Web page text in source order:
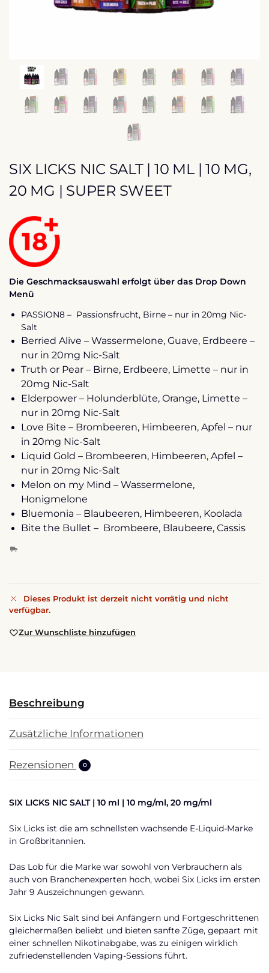
SIX LICKS NIC SALT | 10 ML | 10 MG,
20 MG | SUPER SWEET
Die Geschmacksauswahl erfolgt über das Drop Down
Menü
PASSION8 – Passionsfrucht, Birne – nur in 20mg Nic-
Salt
Berried Alive – Wassermelone, Guave, Erdbeere –
nur in 20mg Nic-Salt
Truth or Pear – Birne, Erdbeere, Limette – nur in
20mg Nic-Salt
Elderpower – Holunderblüte, Orange, Limette –
nur in 20mg Nic-Salt
Love Bite – Brombeeren, Himbeeren, Apfel – nur
in 20mg Nic-Salt
Liquid Gold – Brombeeren, Himbeeren, Apfel –
nur in 20mg Nic-Salt
Melon on my Mind – Wassermelone,
Honigmelone
Bluemonia – Blaubeeren, Himbeeren, Koolada
Bite the Bullet – Brombeere, Blaubeere, Cassis
Dieses Produkt ist derzeit nicht vorrätig und nicht
verfügbar.
Zur Wunschliste hinzufügen
Beschreibung
Zusätzliche Informationen
Rezensionen 0
SIX LICKS NIC SALT | 10 ml | 10 mg/ml, 20 mg/ml
Six Licks ist die am schnellsten wachsende E-Liquid-Marke
in Großbritannien.
Das Lob für die Marke war sowohl von Verbrauchern als
auch von Branchenexperten hoch, wobei Six Licks im ersten
Jahr 9 Auszeichnungen gewann.
Six Licks Nic Salt sind bei Anfängern und Fortgeschrittenen
gleichermaßen beliebt und bieten sanfte Züge, gepaart mit
einer schnellen Nikotinabgabe, was zu einigen wirklich
zufriedenstellenden Vaping-Sessions führt.